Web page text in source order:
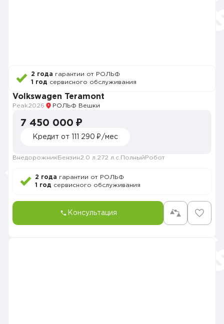
2 года гарантии от РОЛЬФ
1 год сервисного обслуживания
Volkswagen Teramont
Peak2026 РОЛЬФ Вешки
7 450 000 ₽
Кредит от 111 290 ₽/мес
Внедорожник Бензин2.0 л. 272 л.с. Полный Робот
2 года гарантии от РОЛЬФ
1 год сервисного обслуживания
Консультация